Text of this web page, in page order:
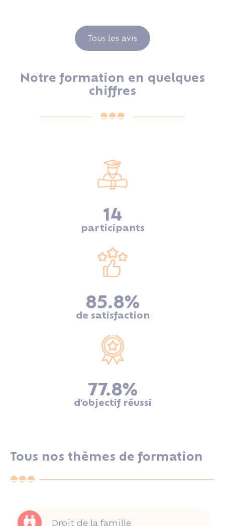
Tous les avis
Notre formation en quelques
chiffres
14
participants
85.8%
de satisfaction
77.8%
d'objectif réussi
Tous nos thèmes de formation
Droit de la famille